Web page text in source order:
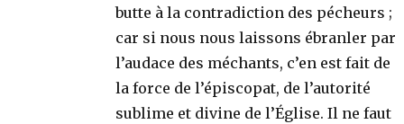
butte à la contradiction des pécheurs ;
car si nous nous laissons ébranler par
l’audace des méchants, c’en est fait de
la force de l’épiscopat, de l’autorité
sublime et divine de l’Église. Il ne faut